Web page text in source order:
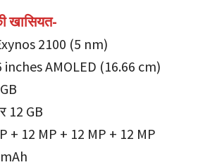
खासियत-
2100 (5 nm)
inches AMOLED (16.66 cm)
12 GB
+ 12 MP + 12 MP + 12 MP